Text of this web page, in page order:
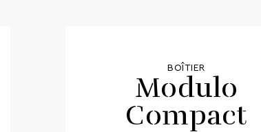
BOÎTIER
Modulo
Compact